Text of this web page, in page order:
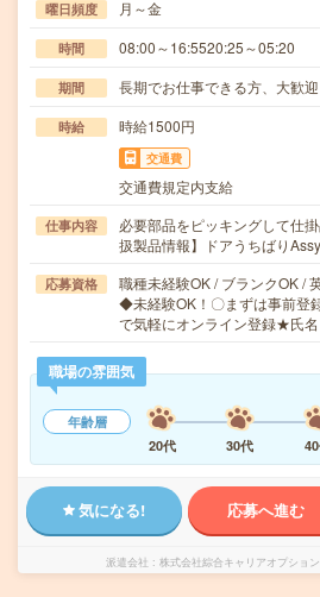
曜日頻度 月～金
時間 08:00～16:5520:25～05:20
期間 長期でお仕事できる方、大歓迎
時給 時給1500円
交通費
交通費規定内支給
仕事内容
必要部品をピッキングして仕
扱製品情報】ドアうちばり
応募資格
職種未経験OK / ブランクOK /
◆未経験OK！〇まずは事前登
で気軽にオンライン登録★氏
職場の雰囲気
年齢層
20代
30代
気になる! 応募へ進む
派遣会社 株式会社綜合キャリアオプショ